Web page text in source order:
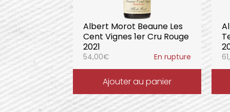
Albert Morot Beaune Les
Cent Vignes 1er Cru Rouge
2021
54,00€ En rupture
Ajouter au panier